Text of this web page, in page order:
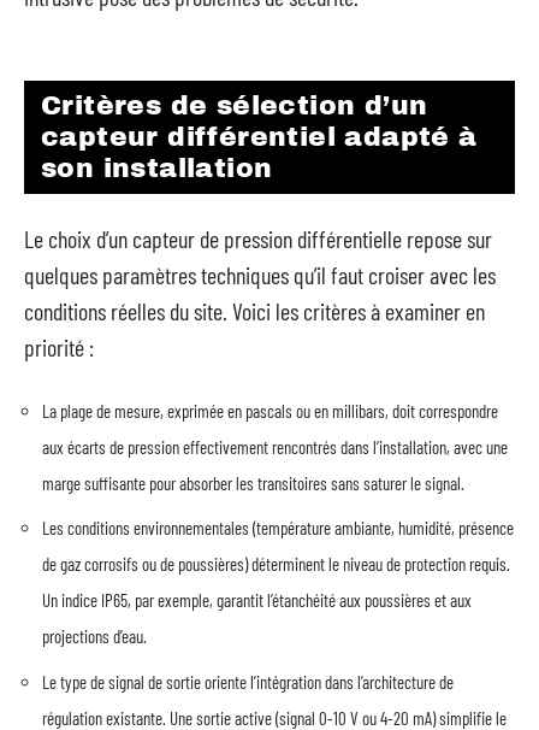
Critères de sélection d’un
capteur différentiel adapté à
son installation
Le choix d’un capteur de pression différentielle repose sur
quelques paramètres techniques qu’il faut croiser avec les
conditions réelles du site. Voici les critères à examiner en
priorité :
La plage de mesure, exprimée en pascals ou en millibars, doit correspondre
aux écarts de pression effectivement rencontrés dans l’installation, avec une
marge suffisante pour absorber les transitoires sans saturer le signal.
Les conditions environnementales (température ambiante, humidité, présence
de gaz corrosifs ou de poussières) déterminent le niveau de protection requis.
Un indice IP65, par exemple, garantit l’étanchéité aux poussières et aux
projections d’eau.
Le type de signal de sortie oriente l’intégration dans l’architecture de
régulation existante. Une sortie active (signal 0-10 V ou 4-20 mA) simplifie le